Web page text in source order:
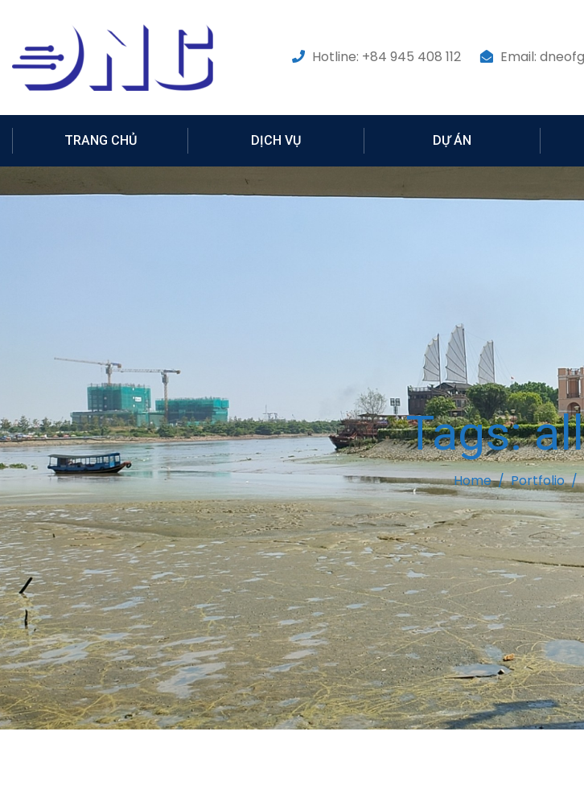
Hotline: +84 945 408 112 Email:
TRANG CHỦ DỊCH VỤ DỰ ÁN
Tags:
Home Portfolio